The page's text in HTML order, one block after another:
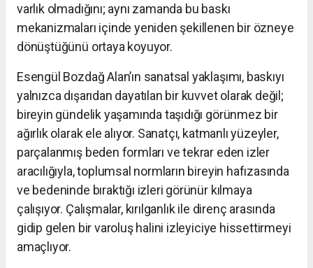
varlık olmadığını; aynı zamanda bu baskı
mekanizmaları içinde yeniden şekillenen bir özneye
dönüştüğünü ortaya koyuyor.
Esengül Bozdağ Alan’ın sanatsal yaklaşımı, baskıyı
yalnızca dışarıdan dayatılan bir kuvvet olarak değil;
bireyin gündelik yaşamında taşıdığı görünmez bir
ağırlık olarak ele alıyor. Sanatçı, katmanlı yüzeyler,
parçalanmış beden formları ve tekrar eden izler
aracılığıyla, toplumsal normların bireyin hafızasında
ve bedeninde bıraktığı izleri görünür kılmaya
çalışıyor. Çalışmalar, kırılganlık ile direnç arasında
gidip gelen bir varoluş halini izleyiciye hissettirmeyi
amaçlıyor.